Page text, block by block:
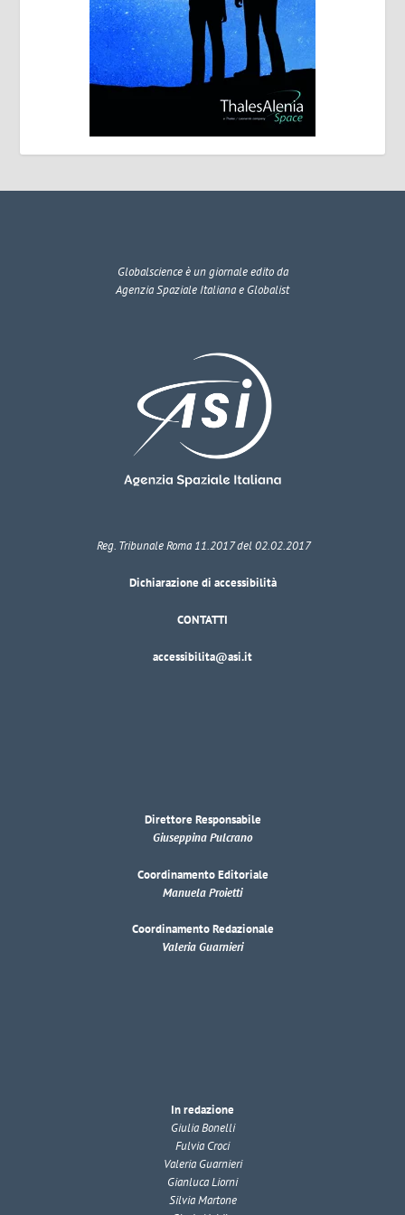
Globalscienceè un giornale edito da
Agenzia Spaziale Italiana e Globalist
Reg. Tribunale Roma 11.2017 del 02.02.2017
Dichiarazione di accessibilità
CONTATTI
accessibilita@asi.it
Direttore Responsabile
Giuseppina Pulcrano
Coordinamento Editoriale
Manuela Proietti
Coordinamento Redazionale
Valeria Guarnieri
In redazione
Giulia Bonelli
Fulvia Croci
Valeria Guarnieri
Gianluca Liorni
Silvia Martone